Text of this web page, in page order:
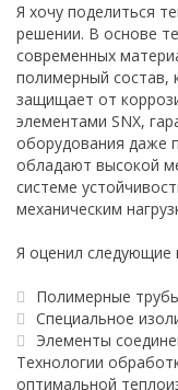
Я хочу поделиться
решении. В основе
современных
полимерный состав,
защищает от
элементами SNX,
оборудования даже
обладают высокой
системе
механическим
Я оценил следующие
Полимерные
Специальное
Элементы
Технологии
оптимальной